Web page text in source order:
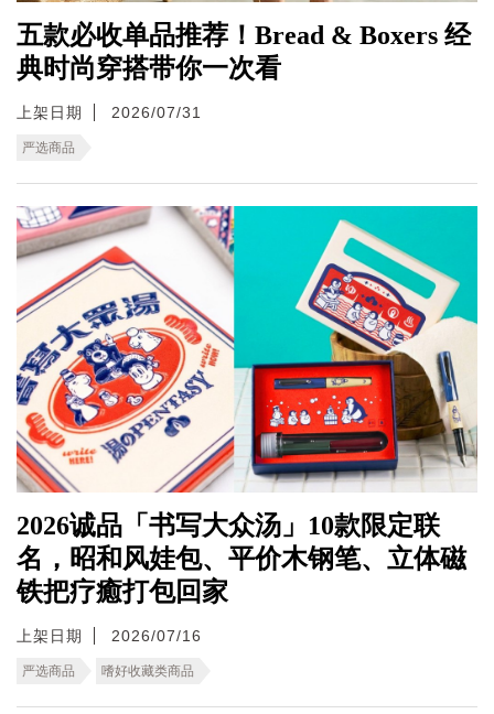
五款必收单品推荐！Bread & Boxers 经
典时尚穿搭带你一次看
上架日期 2026/07/31
严选商品
2026诚品「书写大众汤」10款限定联
名，昭和风娃包、平价木钢笔、立体磁
铁把疗癒打包回家
上架日期 2026/07/16
严选商品 嗜好收藏类商品